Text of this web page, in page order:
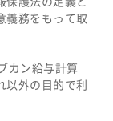
義務をもって取
カン給与計算
以外の目的で利